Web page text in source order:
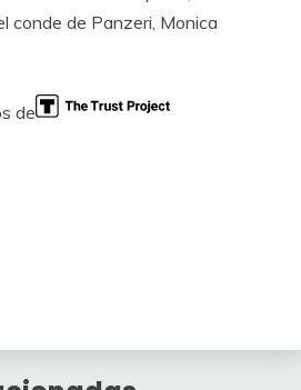
conde de Panzeri, Monica
de